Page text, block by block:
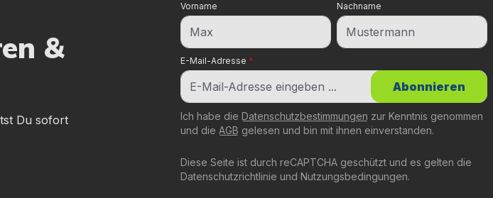
&
Du sofort
E-Mail-Adresse *
Vorname Nachname
Diese Seite ist durch reCAPTCHA geschützt und es gelten die
Datenschutzrichtlinie und Nutzungsbedingungen.
Ich habe die Datenschutzbestimmungen zur Kenntnis genommen
und die AGB gelesen und bin mit ihnen einverstanden.
Abonnieren